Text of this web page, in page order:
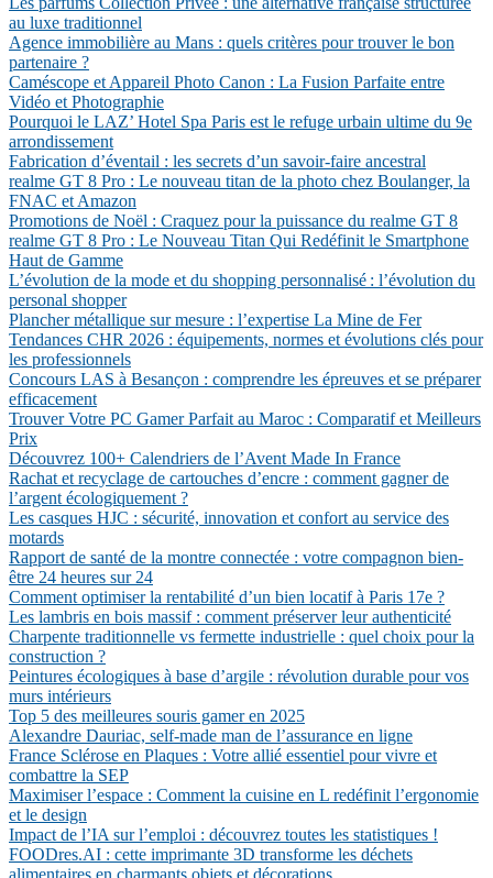
au luxe traditionnel
Agence immobilière au Mans : quels critères pour trouver le bon
partenaire ?
Caméscope et Appareil Photo Canon : La Fusion Parfaite entre
Vidéo et Photographie
Pourquoi le LAZ’ Hotel Spa Paris est le refuge urbain ultime du 9e
arrondissement
Fabrication d’éventail : les secrets d’un savoir-faire ancestral
realme GT 8 Pro : Le nouveau titan de la photo chez Boulanger, la
FNAC et Amazon
Promotions de Noël : Craquez pour la puissance du realme GT 8
realme GT 8 Pro : Le Nouveau Titan Qui Redéfinit le Smartphone
Haut de Gamme
L’évolution de la mode et du shopping personnalisé : l’évolution du
personal shopper
Plancher métallique sur mesure : l’expertise La Mine de Fer
Tendances CHR 2026 : équipements, normes et évolutions clés pour
les professionnels
Concours LAS à Besançon : comprendre les épreuves et se préparer
efficacement
Trouver Votre PC Gamer Parfait au Maroc : Comparatif et Meilleurs
Prix
Découvrez 100+ Calendriers de l’Avent Made In France
Rachat et recyclage de cartouches d’encre : comment gagner de
l’argent écologiquement ?
Les casques HJC : sécurité, innovation et confort au service des
motards
Rapport de santé de la montre connectée : votre compagnon bien-
être 24 heures sur 24
Comment optimiser la rentabilité d’un bien locatif à Paris 17e ?
Les lambris en bois massif : comment préserver leur authenticité
Charpente traditionnelle vs fermette industrielle : quel choix pour la
construction ?
Peintures écologiques à base d’argile : révolution durable pour vos
murs intérieurs
Top 5 des meilleures souris gamer en 2025
Alexandre Dauriac, self-made man de l’assurance en ligne
France Sclérose en Plaques : Votre allié essentiel pour vivre et
combattre la SEP
Maximiser l’espace : Comment la cuisine en L redéfinit l’ergonomie
et le design
Impact de l’IA sur l’emploi : découvrez toutes les statistiques !
FOODres.AI : cette imprimante 3D transforme les déchets
alimentaires en charmants objets et décorations